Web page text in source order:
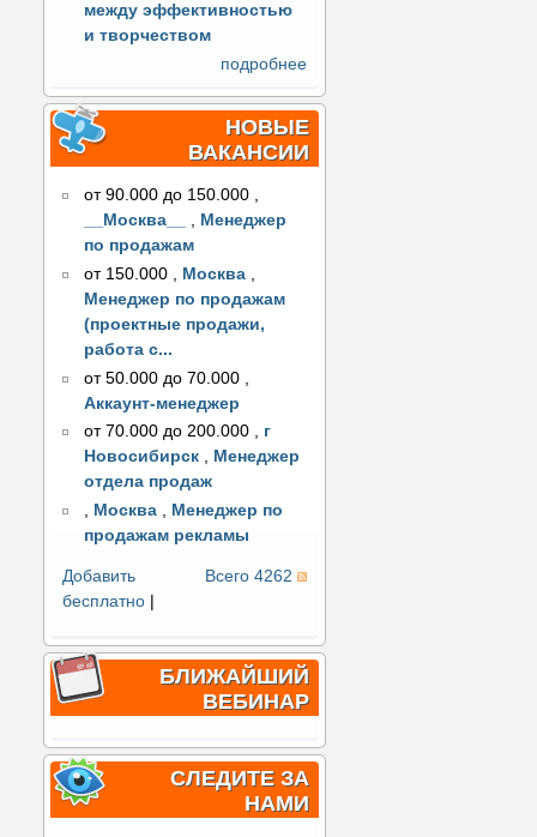
между эффективностью
и творчеством
подробнее
НОВЫЕ
ВАКАНСИИ
от 90.000 до 150.000 ,
__Москва__
, Менеджер
по продажам
от 150.000
Москва
Менеджер по продажам
(проектные продажи,
работа с...
от 50.000 до 70.000
Аккаунт-менеджер
от 70.000 до 200.000 , г
Новосибирск , Менеджер
отдела продаж
, Москва , Менеджер по
продажам рекламы
Всего 4262
Добавить
бесплатно
БЛИЖАЙШИЙ
ВЕБИНАР
СЛЕДИТЕ ЗА
НАМИ